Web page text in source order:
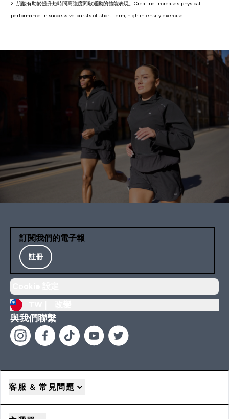
2. 肌酸有助於提升短時間高強度間歇運動的體能表現。Creatine increases physical
performance in successive bursts of short-term, high intensity exercise.
訂閱我們的電子報
註冊
與我們聯繫
客服 & 常見問題